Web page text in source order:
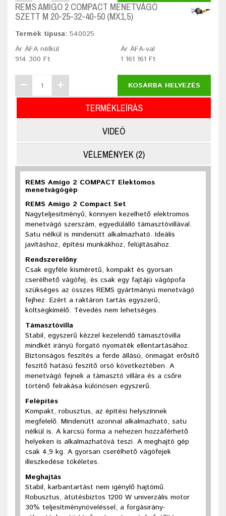
REMS AMIGO 2 COMPACT MENETVÁGÓ
SZETT M 20-25-32-40-50 (MX1,5)
Termék típusa: 540025
Ár ÁFA nélkül
914 300 Ft
Ár ÁFA-val
1 161 161 Ft
KOSÁRBA HELYEZÉS
TERMÉKLEÍRÁS
VIDEÓ
VÉLEMÉNYEK (2)
REMS Amigo 2 COMPACT Elektomos
menetvágógép
REMS Amigo 2 Compact Set
Nagyteljesítményű, könnyen kezelhető elektromos
menetvágó szerszám, egyedülálló támasztóvillával.
Satu nélkül is mindenütt alkalmazható. Ideális
javításhoz, építési munkákhoz, felújításához.
Rendszerelőny
Csak egyféle kisméretű, kompakt és gyorsan
cserélhető vágófej, és csak egy fajtájú vágópofa
szükséges az összes REMS gyártmányú menetvágó
fejhez. Ezért a raktáron tartás egyszerű,
költségkímélő. Tévedés nem lehetséges.
Támasztóvilla
Stabil, egyszerű kézzel kezelendő támasztóvilla
mindkét irányú forgató nyomaték ellentartásához.
Biztonságos feszítés a ferde állású, önmagát erősítő
feszítő hatású feszítő orsó következtében. A
menetvágó fejnek a támasztó villára és a csőre
történő felrakása különösen egyszerű.
Felépítés
Kompakt, robusztus, az építési helyszínnek
megfelelő. Mindenütt azonnal alkalmazható, satu
nélkül is. A karcsú forma a nehezen hozzáférhető
helyeken is alkalmazhatóvá teszi. A meghajtó gép
csak 4,9 kg. A gyorsan cserélhető vágófejek
illeszkedése tökéletes.
Meghajtás
Stabil, karbantartást nem igénylő hajtómű.
Robusztus, átütésbiztos 1200 W univerzális motor
30% teljesítménynöveléssel, a forgásirány-